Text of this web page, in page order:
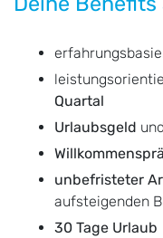
Quartal
Urlaubsgeld und
unbefristeter
aufsteigenden
30 Tage Urlaub